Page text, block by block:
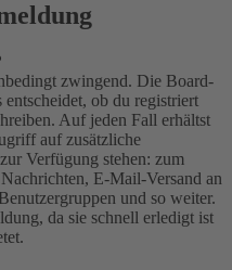
zwingend. Die Board-
ob du registriert
Auf jeden Fall erhältst
auf zusätzliche
Verfügung stehen: zum
E-Mail-Versand an
und so weiter.
da sie schnell erledigt ist